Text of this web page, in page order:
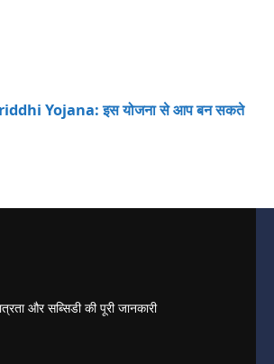
Yojana: इस योजना से आप बन सकते
और सब्सिडी की पूरी जानकारी